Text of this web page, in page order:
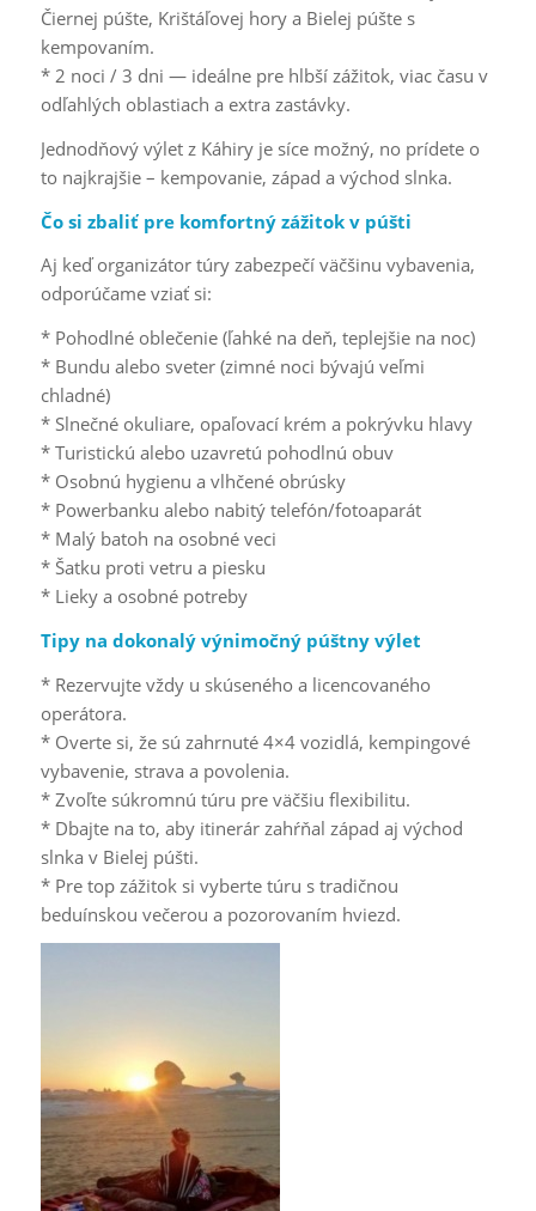
Čiernej púšte, Krištáľovej hory a Bielej púšte s
kempovaním.
* 2 noci / 3 dni — ideálne pre hlbší zážitok, viac času v
odľahlých oblastiach a extra zastávky.
Jednodňový výlet z Káhiry je síce možný, no prídete o
to najkrajšie – kempovanie, západ a východ slnka.
Čo si zbaliť pre komfortný zážitok v púšti
Aj keď organizátor túry zabezpečí väčšinu vybavenia,
odporúčame vziať si:
* Pohodlné oblečenie (ľahké na deň, teplejšie na noc)
* Bundu alebo sveter (zimné noci bývajú veľmi
chladné)
* Slnečné okuliare, opaľovací krém a pokrývku hlavy
* Turistickú alebo uzavretú pohodlnú obuv
* Osobnú hygienu a vlhčené obrúsky
* Powerbanku alebo nabitý telefón/fotoaparát
* Malý batoh na osobné veci
* Šatku proti vetru a piesku
* Lieky a osobné potreby
Tipy na dokonalý výnimočný púštny výlet
* Rezervujte vždy u skúseného a licencovaného
operátora.
* Overte si, že sú zahrnuté 4×4 vozidlá, kempingové
vybavenie, strava a povolenia.
* Zvoľte súkromnú túru pre väčšiu flexibilitu.
* Dbajte na to, aby itinerár zahŕňal západ aj východ
slnka v Bielej púšti.
* Pre top zážitok si vyberte túru s tradičnou
beduínskou večerou a pozorovaním hviezd.